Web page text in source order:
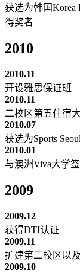
获选为韩国Korea
得奖者
2010
2010.11
开设雅思保证班
2010.11
二校区第五住宿
2010.07
获选为Sports
2010.01
与澳洲Viva大学
2009
2009.12
获得DTI认证
2009.11
扩建第二校区以
2009.10